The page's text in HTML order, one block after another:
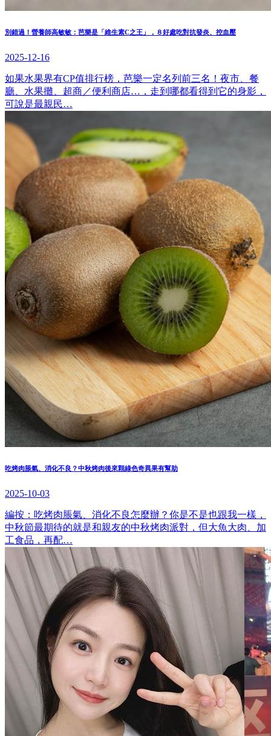
別錯過！營養師高敏敏：芭樂是「維生素C之王」，８好處吃對抗發炎、控血壓
2025-12-16
如果水果界有CP值排行榜，芭樂一定名列前三名！夜市、餐
廳、水果攤、超商／便利商店…，走到哪都看得到它的身影，
可說是最親民…
吃烤肉脹氣、消化不良？中秋烤肉後來顆綠色奇異果有幫助
2025-10-03
編按：吃烤肉脹氣、消化不良怎麼辦？你是不是也跟我一樣，
中秋節最期待的就是和親友的中秋烤肉派對，但大魚大肉、加
工食品，再配…